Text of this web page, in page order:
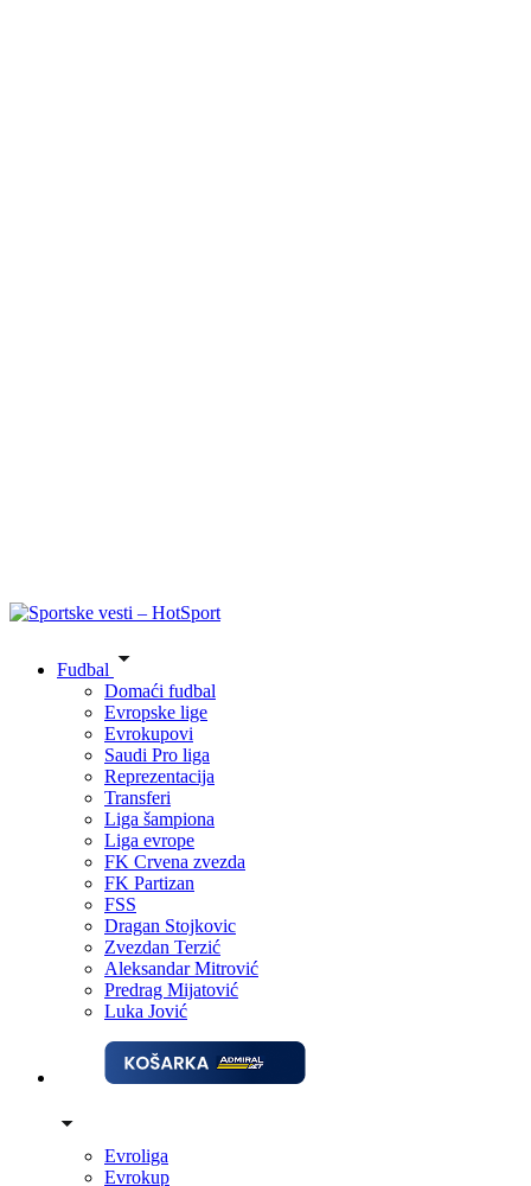
Fudbal
Domaći fudbal
Evropske lige
Evrokupovi
Saudi Pro liga
Reprezentacija
Transferi
Liga šampiona
Liga evrope
FK Crvena zvezda
FK Partizan
FSS
Dragan Stojkovic
Zvezdan Terzić
Aleksandar Mitrović
Predrag Mijatović
Luka Jović
Evroliga
Evrokup